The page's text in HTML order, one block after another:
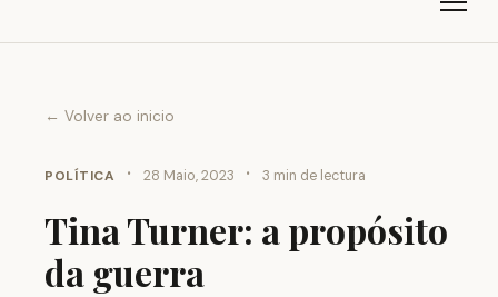
← Volver ao inicio
POLÍTICA · 28 Maio, 2023 · 3 min de lectura
Tina Turner: a propósito
da guerra